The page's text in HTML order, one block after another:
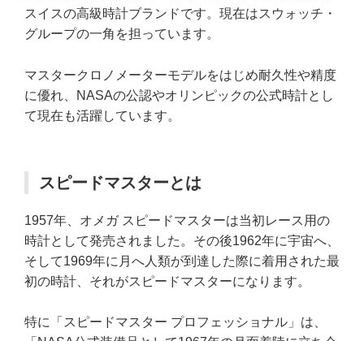
スイスの高級時計ブランドです。現在はスウォッチ・
グループの一角を担っています。
マスタークロノメーターモデルをはじめ耐久性や精度
に優れ、NASAの公認やオリンピックの公式時計とし
て現在も活躍しています。
スピードマスターとは
1957年、オメガ スピードマスターは当初レース用の
時計として発売されました。その後1962年に宇宙へ、
そして1969年に月へ人類が到達した際に着用された最
初の時計、それがスピードマスターになります。
特に「スピードマスター プロフェッショナル」は、